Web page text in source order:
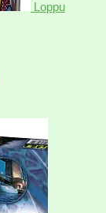
Loppu